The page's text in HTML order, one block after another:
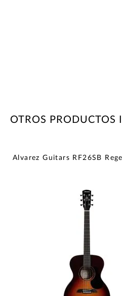
OTROS PRODUCTOS
Alvarez Guitars RF26SB